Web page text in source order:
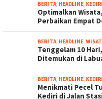
BERITA, HEADLINE, KEDIRI
Optimalkan
Perbaikan Empat
BERITA, HEADLINE,
Tenggelam 10
Ditemukan di
BERITA, HEADLINE, KEDIRI
Menikmati Pecel
Kediri di Jalan